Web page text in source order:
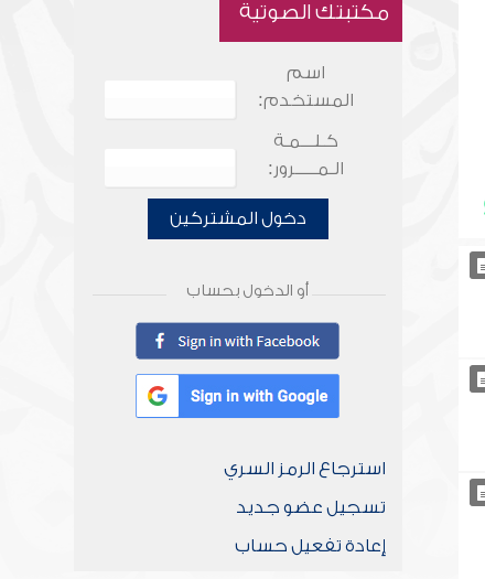
مكتبتك الصوتية
اسم
المستخدم:
كـلـــمـة
الـمـــــرور:
دخول المشتركين
أو الدخول بحساب
استرجاع الرمز السري
تسجيل عضو جديد
إعادة تفعيل حساب